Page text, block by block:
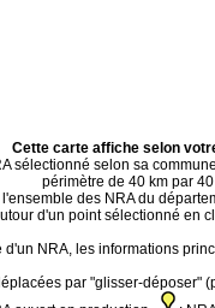
Cette carte affiche selon
sélectionné selon sa
périmètre de 40 km par
l'ensemble des NRA du
d'un point sélectionné en
d'un NRA, les informations
par "glisser-déposer"